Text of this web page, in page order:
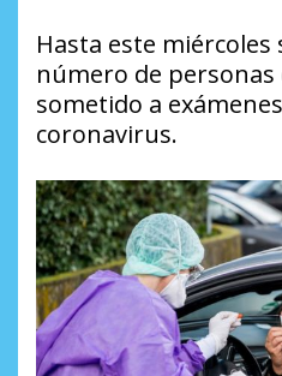
Hasta este miércoles
número de personas
sometido a
coronavirus.